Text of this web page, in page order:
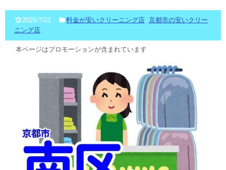
2026/7/21 料金が安いクリーニング店, 京都市の安いクリー
ニング店
本ページはプロモーションが含まれています